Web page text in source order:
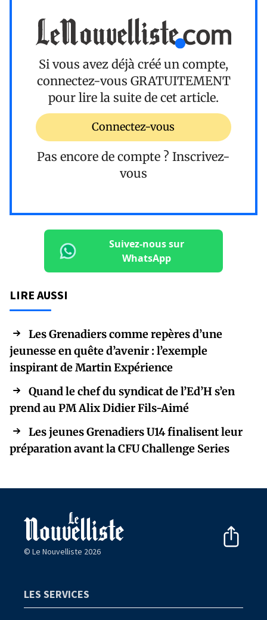
Si vous avez déjà créé un compte,
connectez-vous GRATUITEMENT
pour lire la suite de cet article.
Connectez-vous
Pas encore de compte ? Inscrivez-
vous
Suivez-nous sur
WhatsApp
LIRE AUSSI
Les Grenadiers comme repères d’une
jeunesse en quête d’avenir : l’exemple
inspirant de Martin Expérience
Quand le chef du syndicat de l’Ed’H s’en
prend au PM Alix Didier Fils-Aimé
Les jeunes Grenadiers U14 finalisent leur
préparation avant la CFU Challenge Series
© Le Nouvelliste 2026
LES SERVICES